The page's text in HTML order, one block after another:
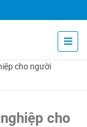
cho người
cho